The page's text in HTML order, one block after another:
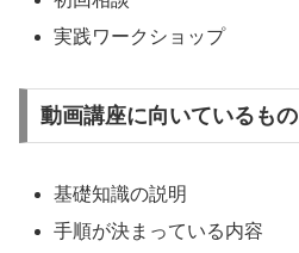
実践ワークショップ
動画講座に向いているもの
基礎知識の説明
手順が決まっている内容